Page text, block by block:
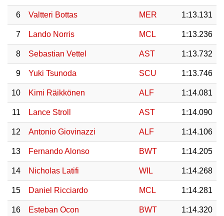
6 Valtteri Bottas MER 1:13.131
7 Lando Norris MCL 1:13.236
8 Sebastian Vettel AST 1:13.732
9 Yuki Tsunoda SCU 1:13.746
10 Kimi Räikkönen ALF 1:14.081
11 Lance Stroll AST 1:14.090
12 Antonio Giovinazzi ALF 1:14.106
13 Fernando Alonso BWT 1:14.205
14 Nicholas Latifi WIL 1:14.268
15 Daniel Ricciardo MCL 1:14.281
16 Esteban Ocon BWT 1:14.320